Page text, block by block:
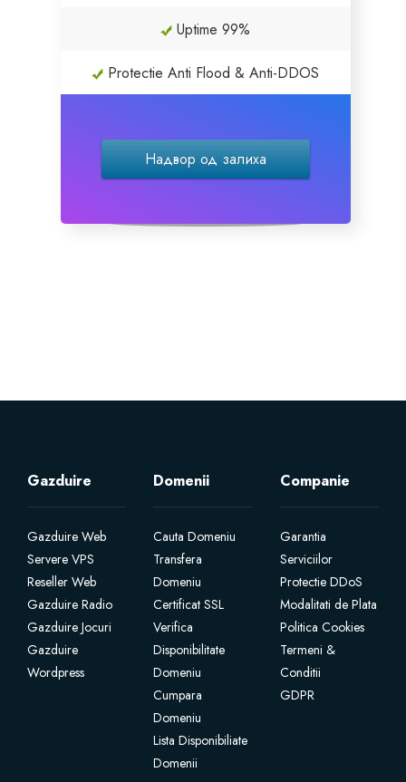
Site Builder
Site & Server Monitoring
Uptime 99%
Protectie Anti Flood & Anti-DDOS
Надвор од залиха
Gazduire
Gazduire Web
Servere VPS
Reseller Web
Gazduire Radio
Gazduire Jocuri
Gazduire
Wordpress
Domenii
Cauta Domeniu
Transfera
Domeniu
Certificat SSL
Verifica
Disponibilitate
Domeniu
Cumpara
Domeniu
Lista Disponibiliate
Domenii
Companie
Garantia
Serviciilor
Protectie DDoS
Modalitati de Plata
Politica Cookies
Termeni &
Conditii
GDPR